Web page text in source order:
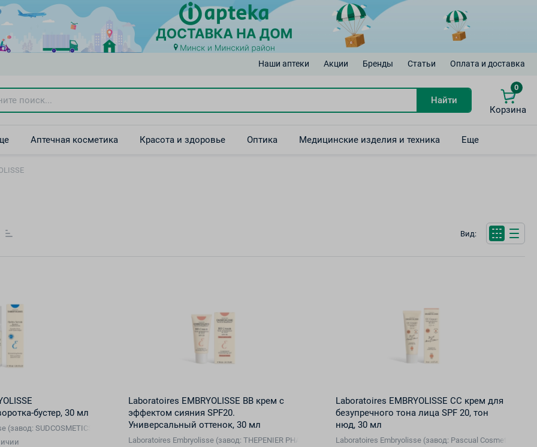
Наши аптеки Акции Бренды Статьи Оплата и доставка
Найти
0
Корзина
Аптечная косметика Красота и здоровье Оптика Медицинские изделия и техника Еще
Вид:
бустер, 30 мл
(завод: SUDCOSMETICS, Франция), Франция
Laboratoires EMBRYOLISSE BB крем с
эффектом сияния SPF20.
Универсальный оттенок, 30 мл
Laboratoires Embryolisse (завод: THEPENIER PHARMA ET COSMETICS, Франция), Франция
Laboratoires EMBRYOLISSE CC крем для
безупречного тона лица SPF 20, тон
нюд, 30 мл
Laboratoires Embryolisse (завод: Pascual Cosmetiques,